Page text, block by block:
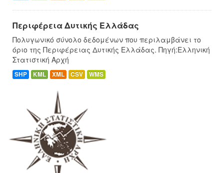
Περιφέρεια Δυτικής Ελλάδας
Πολυγωνικό σύνολο δεδομένων που περιλαμβάνει το
όριο της Περιφέρειας Δυτικής Ελλάδας. Πηγή:Ελληνική
Στατιστική Αρχή
SHP KML XML CSV WMS